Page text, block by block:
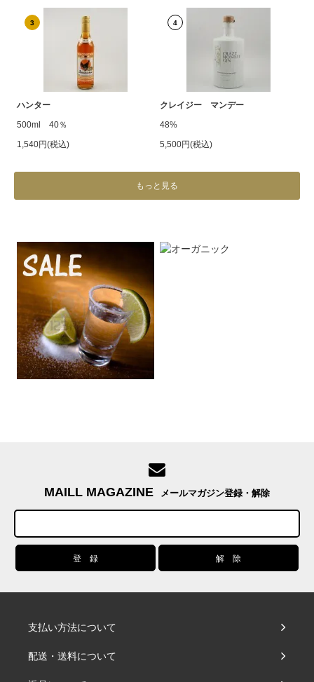
3
ハンター
500ml 40％
1,540円(税込)
4
クレイジー マンデー
48%
5,500円(税込)
もっと見る
MAILL MAGAZINE メールマガジン登録・解除
支払い方法について
配送・送料について